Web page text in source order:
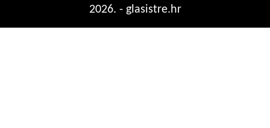
2026. - glasistre.hr